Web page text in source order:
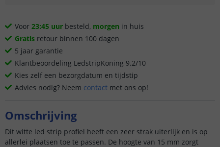
Voor 23:45 uur besteld, morgen in huis
Gratis retour binnen 100 dagen
5 jaar garantie
Klantbeoordeling LedstripKoning 9.2/10
Kies zelf een bezorgdatum en tijdstip
Advies nodig? Neem contact met ons op!
Omschrijving
Dit witte led strip profiel heeft een zeer strak uiterlijk en is op
allerlei plaatsen toe te passen. De hoogte van 15 mm zorgt